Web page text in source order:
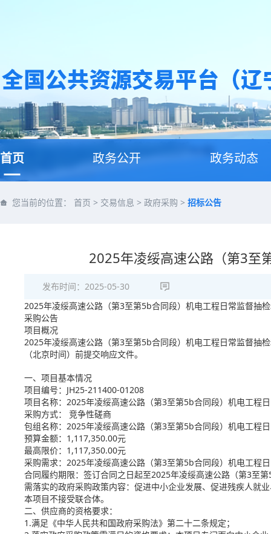
首页 政务公开 政务动态
您当前的位置： 首页 > 交易信息 > 政府采购 > 招标公告
2025年凌绥高速公路（第3至
发布时间： 2025-05-30
2025年凌绥高速公路（第3至第5b合同段）机电工程日常监督抽
采购公告
项目概况
2025年凌绥高速公路（第3至第5b合同段）机电工程日常监督抽
（北京时间）前提交响应文件。
一、项目基本情况
项目编号：JH25-211400-01208
项目名称：2025年凌绥高速公路（第3至第5b合同段）机电工程
采购方式： 竞争性磋商
包组名称：2025年凌绥高速公路（第3至第5b合同段）机电工程
预算金额：1,117,350.00元
最高限价：1,117,350.00元
采购需求：2025年凌绥高速公路（第3至第5b合同段）机电工程
合同履约期限：签订合同之日起至2025年凌绥高速公路（第3至
需落实的政府采购政策内容：促进中小企业发展、促进残疾人就
本项目不接受联合体。
二、供应商的资格要求：
1.满足《中华人民共和国政府采购法》第二十二条规定；